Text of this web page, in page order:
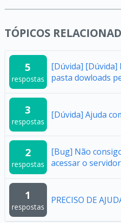
TÓPICOS
5
respostas
[Dúvida] [Dúvida]
pasta dowloads
3
respostas
[Dúvida] Ajuda
2
respostas
[Bug] Não
acessar o
1
respostas
PRECISO DE